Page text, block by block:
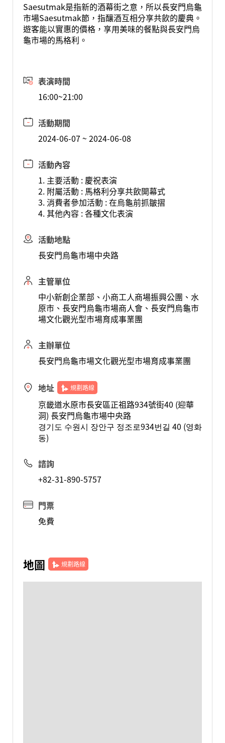
Saesutmak是指新的酒幕街之意，所以長安門烏龜
市場Saesutmak節，指釀酒互相分享共飲的慶典。
遊客能以實惠的價格，享用美味的餐點與長安門烏
龜市場的馬格利。
表演時間
16:00~21:00
活動期間
2024-06-07 ~ 2024-06-08
活動內容
1. 主要活動 : 慶祝表演
2. 附屬活動 : 馬格利分享共飲開幕式
3. 消費者參加活動 : 在烏龜前抓皺摺
4. 其他內容 : 各種文化表演
活動地點
長安門烏龜市場中央路
主管單位
中小新創企業部、小商工人商場振興公團、水
原市、長安門烏龜市場商人會、長安門烏龜市
場文化觀光型市場育成事業團
主辦單位
長安門烏龜市場文化觀光型市場育成事業團
地址 規劃路線
京畿道水原市長安區正祖路934號街40 (迎華
洞) 長安門烏龜市場中央路
경기도 수원시 장안구 정조로934번길 40 (영화
동)
諮詢
+82-31-890-5757
門票
免費
地圖 規劃路線